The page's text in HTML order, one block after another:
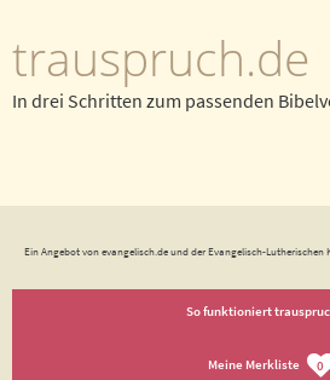
trauspruch.de
In drei Schritten zum passenden
Ein Angebot von evangelisch.de und der Evangelisch-Lutherischen
So funktioniert
Meine Merkliste 0